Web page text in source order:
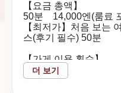
【요금 총액】
50분 14,000엔(룸료
【최저가】처음 보는
스(후기 필수) 50분
【가게 이용 횟수】
처음
더 보기